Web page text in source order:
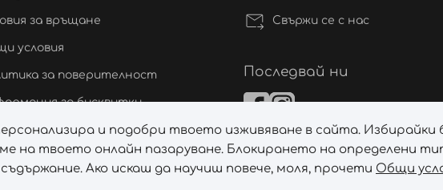
за връщане
условия
за поверителност
за бисквитки
решаване на спорове
на бисквитките
Свържи се с нас
Последвай ни
и подобри твоето изживяване в сайта. Избирайки
на твоето онлайн пазаруване. Блокирането на определени
Ако искаш да научиш повече, моля, прочети Общи